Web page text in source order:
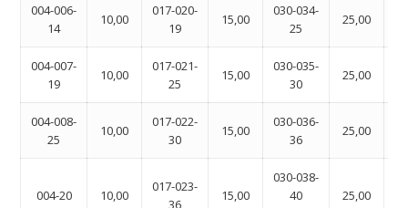
004-006-
14
10,00
017-020-
19
15,00
030-034-
25
25,00
004-007-
19
10,00
017-021-
25
15,00
030-035-
30
25,00
004-008-
25
10,00
017-022-
30
15,00
030-036-
36
25,00
004-20 10,00
017-023-
36
15,00
030-038-
40
25,00